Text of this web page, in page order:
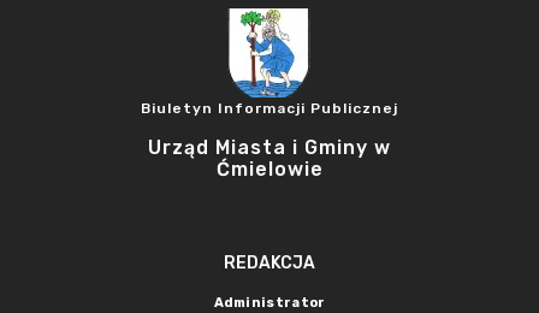
Biuletyn Informacji Publicznej
Urząd Miasta i Gminy w
Ćmielowie
REDAKCJA
Administrator